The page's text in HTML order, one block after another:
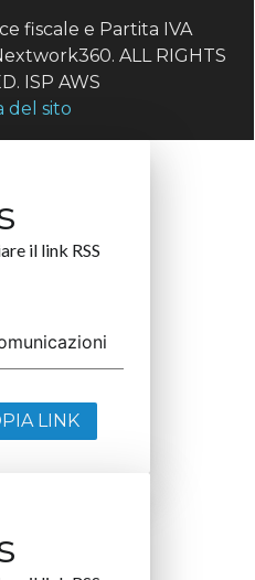
fiscale e Partita IVA
ALL RIGHTS
ISP AWS
del sito
il link RSS
LINK